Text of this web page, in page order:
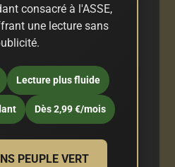
consacré à l'ASSE,
une lecture sans
Lecture plus fluide
Dès 2,99 €/mois
PEUPLE VERT